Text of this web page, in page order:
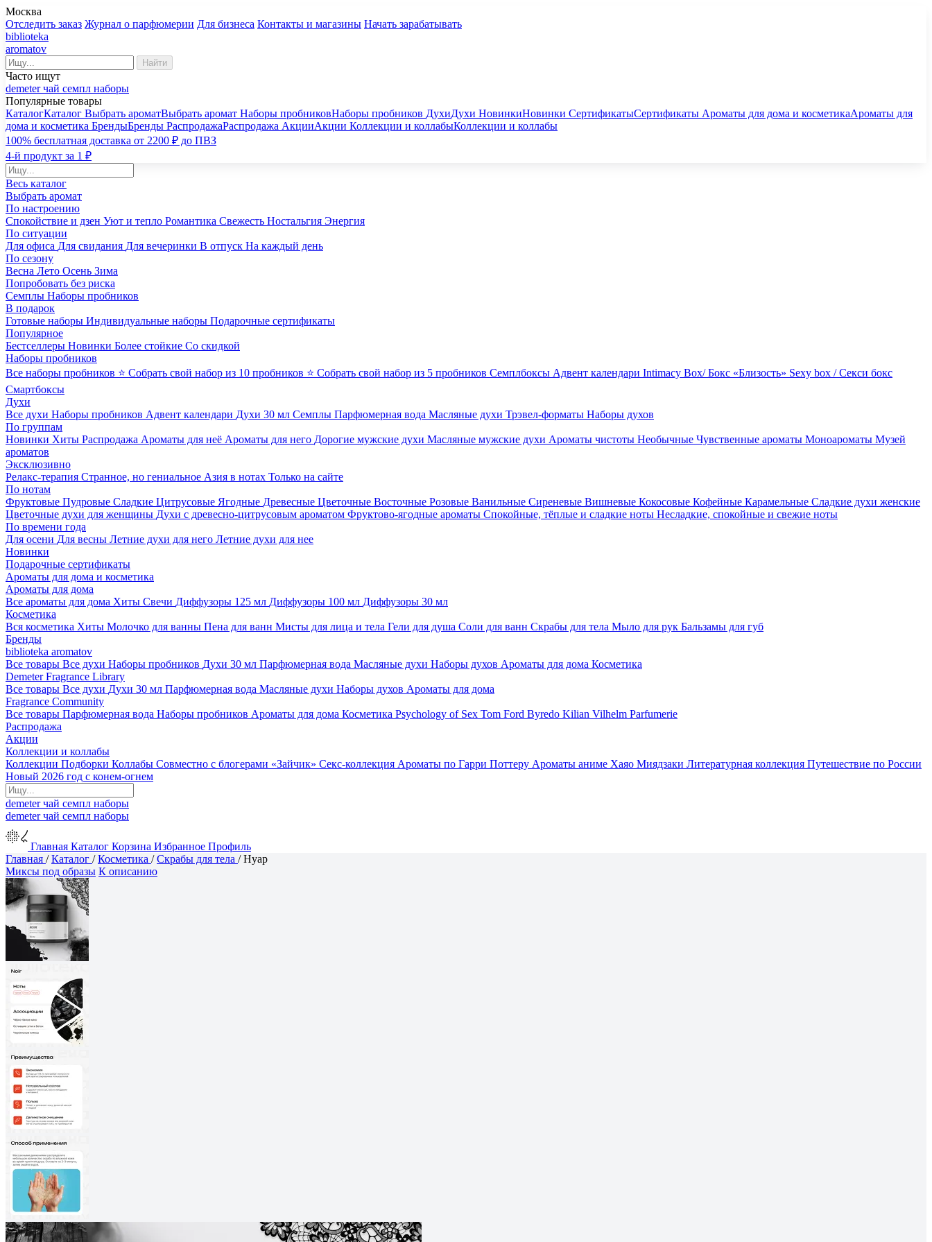
Москва
Отследить заказ Журнал о парфюмерии Для бизнеса Контакты и магазины Начать зарабатывать
biblioteka
aromatov
Найти
Часто ищут
demeterчай семпл наборы
Популярные товары
КаталогКаталог Выбрать ароматВыбрать аромат Наборы пробниковНаборы пробников ДухиДухи НовинкиНовинки СертификатыСертификаты Ароматы для дома и косметикаАроматы для
дома и косметика БрендыБренды РаспродажаРаспродажа АкцииАкции Коллекции и коллабыКоллекции и коллабы
100% бесплатная доставка от 2200 ₽ до ПВЗ
4-й продукт за 1 ₽
Весь каталог
Выбрать аромат
По настроению
Спокойствие и дзен Уют и тепло Романтика Свежесть Ностальгия Энергия
По ситуации
Для офиса Для свидания Для вечеринки В отпуск На каждый день
По сезону
Весна Лето Осень Зима
Попробовать без риска
Семплы Наборы пробников
В подарок
Готовые наборы Индивидуальные наборы Подарочные сертификаты
Популярное
Бестселлеры Новинки Более стойкие Со скидкой
Наборы пробников
Все наборы пробников ⭐ Собрать свой набор из 10 пробников ⭐ Собрать свой набор из 5 пробников Семплбоксы Адвент календари Intimacy Box/ Бокс «Близость» Sexy box / Секси бокс
Смартбоксы
Духи
Все духи Наборы пробников Адвент календари Духи 30 мл Семплы Парфюмерная вода Масляные духи Трэвел-форматы Наборы духов
По группам
Новинки Хиты Распродажа Ароматы для неё Ароматы для него Дорогие мужские духи Масляные мужские духи Ароматы чистоты Необычные Чувственные ароматы Моноароматы Музей
ароматов
Эксклюзивно
Релакс-терапия Странное, но гениальное Азия в нотах Только на сайте
По нотам
Фруктовые Пудровые Сладкие Цитрусовые Ягодные Древесные Цветочные Восточные Розовые Ванильные Сиреневые Вишневые Кокосовые Кофейные Карамельные Сладкие духи женские
Цветочные духи для женщины Духи с древесно-цитрусовым ароматом Фруктово-ягодные ароматы Спокойные, тёплые и сладкие ноты Несладкие, спокойные и свежие ноты
По времени года
Для осени Для весны Летние духи для него Летние духи для нее
Новинки
Подарочные сертификаты
Ароматы для дома и косметика
Ароматы для дома
Все ароматы для дома Хиты Свечи Диффузоры 125 мл Диффузоры 100 мл Диффузоры 30 мл
Косметика
Вся косметика Хиты Молочко для ванны Пена для ванн Мисты для лица и тела Гели для душа Соли для ванн Скрабы для тела Мыло для рук Бальзамы для губ
Бренды
biblioteka aromatov
Все товары Все духи Наборы пробников Духи 30 мл Парфюмерная вода Масляные духи Наборы духов Ароматы для дома Косметика
Demeter Fragrance Library
Все товары Все духи Духи 30 мл Парфюмерная вода Масляные духи Наборы духов Ароматы для дома
Fragrance Community
Все товары Парфюмерная вода Наборы пробников Ароматы для дома Косметика Psychology of Sex Tom Ford Byredo Kilian Vilhelm Parfumerie
Распродажа
Акции
Коллекции и коллабы
Коллекции Подборки Коллабы Совместно с блогерами «Зайчик» Секс-коллекция Ароматы по Гарри Поттеру Ароматы аниме Хаяо Миядзаки Литературная коллекция Путешествие по России
Новый 2026 год с конем-огнем
demeterчай семпл наборы
demeterчай семпл наборы
Главная Каталог Корзина Избранное Профиль
Главная /Каталог /Косметика /Скрабы для тела /Нуар
Миксы под образы К описанию